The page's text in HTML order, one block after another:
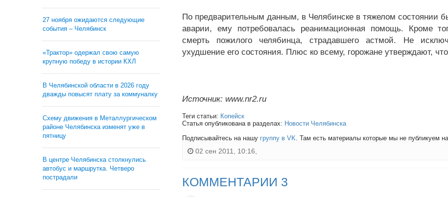
27 ноября ожидаются следующие
события – Челябинск
«Трактор» одержал свою самую
крупную победу в истории КХЛ
В Челябинской области в 2026 году
дважды повысят плату за коммуналку
Схему движения в Металлургическом
районе Челябинска изменят уже в
пятницу
В центре Челябинска столкнулись
автобус и маршрутка. Четверо
пострадали
По предварительным данным, в Челябинске в тяжелом состоянии
аварии, ему потребовалась реанимационная помощь. Кроме
смерть пожилого челябинца, страдавшего астмой. Не
ухудшение его состояния. Плюс ко всему, горожане утверждают,
Источник: www.nr2.ru
Теги статьи: Копейск
Статья опубликована в разделах: Новости Челябинска
Подписывайтесь на нашу группу в VK. Там есть материалы которые мы не публикуем
02 сен 2011, 10:16,
КОММЕНТАРИИ 3